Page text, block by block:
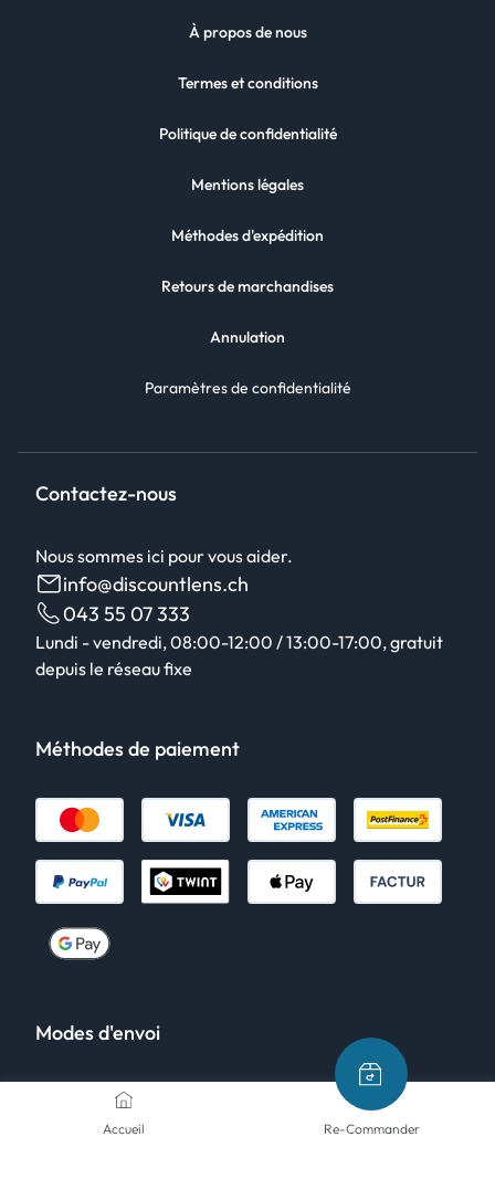
Accueil Re-Commander
À propos de nous
Termes et conditions
Politique de confidentialité
Mentions légales
Méthodes d'expédition
Retours de marchandises
Annulation
Paramètres de confidentialité
Contactez-nous
Nous sommes ici pour vous aider.
info@discountlens.ch
043 55 07 333
Lundi - vendredi, 08:00-12:00 / 13:00-17:00, gratuit
depuis le réseau fixe
Méthodes de paiement
Modes d'envoi